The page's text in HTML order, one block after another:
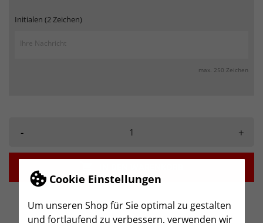
Cookie Einstellungen
Um unseren Shop für Sie optimal zu gestalten
und fortlaufend zu verbessern, verwenden wir
Initialen (2 Zeichen)
max. 250 Zeichen
- +